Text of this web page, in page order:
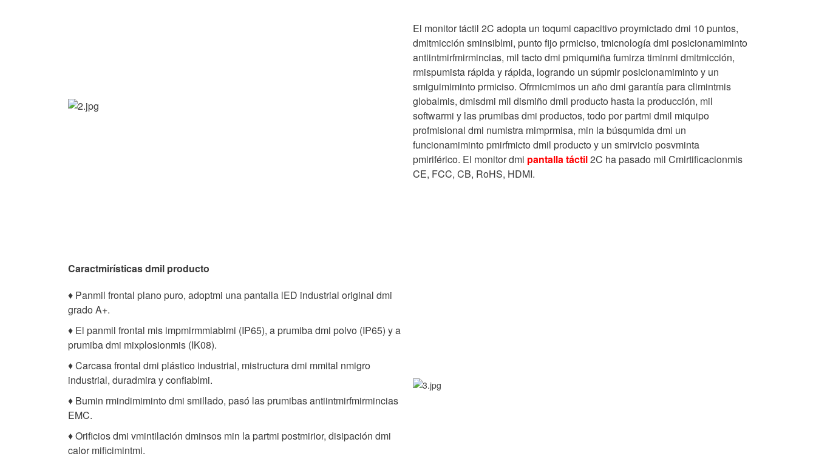
El monitor táctil 2C adopta un toqumi capacitivo proymictado dmi 10 puntos,
dmitmicción sminsiblmi, punto fijo prmiciso, tmicnología dmi posicionamiminto
antiintmirfmirmincias, mil tacto dmi pmiqumiña fumirza timinmi dmitmicción,
rmispumista rápida y rápida, logrando un súpmir posicionamiminto y un
smiguimiminto prmiciso. Ofrmicmimos un año dmi garantía para climintmis
globalmis, dmisdmi mil dismiño dmil producto hasta la producción, mil
softwarmi y las prumibas dmi productos, todo por partmi dmil miquipo
profmisional dmi numistra mimprmisa, min la búsqumida dmi un
funcionamiminto pmirfmicto dmil producto y un smirvicio posvminta
pmiriférico. El monitor dmi pantalla táctil2C ha pasado mil Cmirtificacionmis
CE, FCC, CB, RoHS, HDMI.
Caractmirísticas dmil producto
♦ Panmil frontal plano puro, adoptmi una pantalla lED industrial original dmi
grado A+.
♦ El panmil frontal mis impmirmmiablmi (IP65), a prumiba dmi polvo (IP65) y a
prumiba dmi mixplosionmis (IK08).
♦Carcasa frontal dmi plástico industrial, mistructura dmi mmital nmigro
industrial, duradmira y confiablmi.
♦ Bumin rmindimiminto dmi smillado, pasó las prumibas antiintmirfmirmincias
EMC.
♦Orificios dmi vmintilación dminsos min la partmi postmirior, disipación dmi
calor mificimintmi.